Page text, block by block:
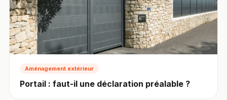
Aménagement extérieur
Portail : faut-il une déclaration préalable ?